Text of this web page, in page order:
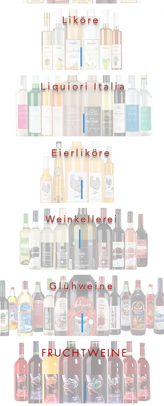
Liköre
Liquiori Italia
Eierliköre
Weinkellerei
Glühweine
FRUCHTWEINE